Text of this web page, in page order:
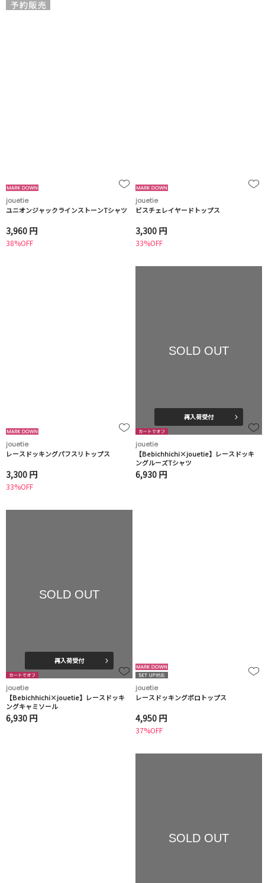
jouetie
ユニオンジャックラインストーンTシャツ
3,960 円
38%OFF
jouetie
ビスチェレイヤードトップス
3,300 円
33%OFF
jouetie
レースドッキングパフスリトップス
3,300 円
33%OFF
SOLD OUT
再入荷受付
jouetie
【Bebichhichi×jouetie】レースドッキ
ングルーズTシャツ
6,930 円
SOLD OUT
再入荷受付
jouetie
【Bebichhichi×jouetie】レースドッキ
ングキャミソール
6,930 円
jouetie
レースドッキングポロトップス
4,950 円
37%OFF
SOLD OUT